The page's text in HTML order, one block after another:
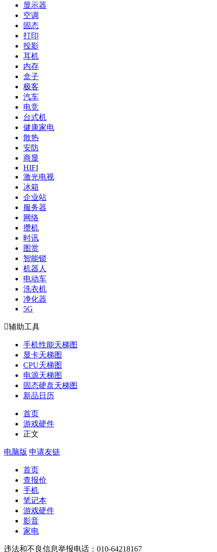
显示器
空调
固态
打印
投影
耳机
内存
盒子
极客
汽车
电竞
台式机
健康家电
散热
安防
商显
HIFI
激光电视
冰箱
企业站
服务器
网络
攒机
时讯
图赏
智能锁
机器人
电动车
洗衣机
净化器
5G
辅助工具
手机性能天梯图
显卡天梯图
CPU天梯图
电源天梯图
固态硬盘天梯图
新品日历
首页
游戏硬件
正文
电脑版 申请友链
首页
查报价
手机
笔记本
游戏硬件
影音
家电
违法和不良信息举报电话：010-64218167